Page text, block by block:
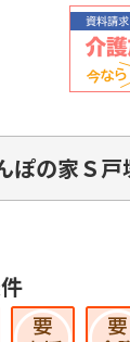
ぽの家Ｓ戸